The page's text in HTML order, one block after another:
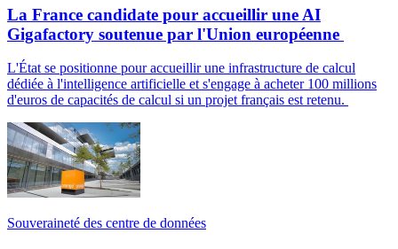
La France candidate pour accueillir une AI
Gigafactory soutenue par l'Union européenne
L'État se positionne pour accueillir une infrastructure de calcul
dédiée à l'intelligence artificielle et s'engage à acheter 100 millions
d'euros de capacités de calcul si un projet français est retenu.
Souveraineté des centre de données